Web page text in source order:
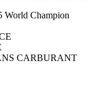
World Champion
CARBURANT